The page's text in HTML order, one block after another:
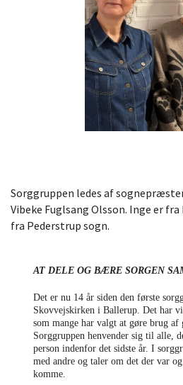
Sorggruppen ledes af
Vibeke Fuglsang Olsson. Inge er
fra Pederstrup sogn.
AT DELE OG BÆRE SORGEN
Det er nu 14 år siden den første
Skovvejskirken i Ballerup. Det har
som mange har valgt at gøre brug af
Sorggruppen henvender sig til alle,
person indenfor det sidste år. I
med andre og taler om det der var
komme.